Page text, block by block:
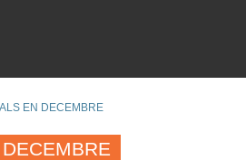
EN DECEMBRE
DECEMBRE